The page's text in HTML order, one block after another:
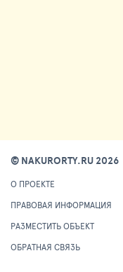
© NAKURORTY.RU 2026
О ПРОЕКТЕ
ПРАВОВАЯ ИНФОРМАЦИЯ
РАЗМЕСТИТЬ ОБЪЕКТ
ОБРАТНАЯ СВЯЗЬ